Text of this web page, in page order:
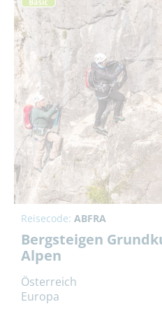
Reisecode: ABFRA
Bergsteigen
Alpen
Österreich
Europa